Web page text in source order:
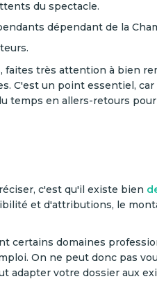
du spectacle.
dépendant de la
faites très attention à bien
C'est un point essentiel,
temps en allers-retours
c'est qu'il existe bien
et d'attributions, le
certains domaines
On ne peut donc pas
adapter votre dossier aux